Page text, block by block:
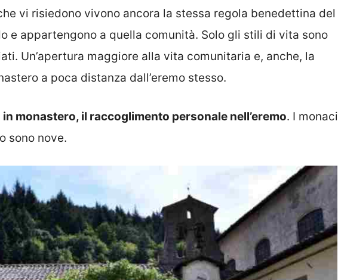
vi risiedono vivono ancora la stessa regola benedettina del
e appartengono a quella comunità. Solo gli stili di vita sono
Un’apertura maggiore alla vita comunitaria e, anche, la
a poca distanza dall’eremo stesso.
monastero, il raccoglimento personale nell’eremo. I monaci
sono nove.